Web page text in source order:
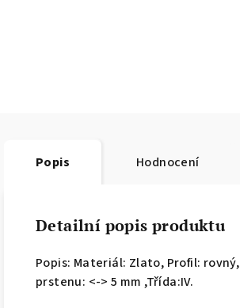
Popis Hodnocení
Detailní popis produktu
Popis: Materiál: Zlato, Profil: rovný,
prstenu: <-> 5 mm ,Třída:IV.